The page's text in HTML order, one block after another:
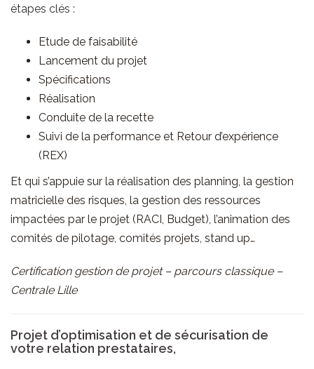
étapes clés :
Etude de faisabilité
Lancement du projet
Spécifications
Réalisation
Conduite de la recette
Suivi de la performance et Retour d’expérience
(REX)
Et qui s’appuie sur la réalisation des planning, la gestion
matricielle des risques, la gestion des ressources
impactées par le projet (RACI, Budget), l’animation des
comités de pilotage, comités projets, stand up…
Certification gestion de projet – parcours classique –
Centrale Lille
Projet d’optimisation et de sécurisation de
votre relation prestataires,